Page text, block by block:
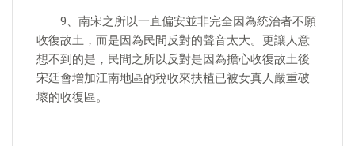
9、南宋之所以一直偏安並非完全因為統治者不願
收復故土，而是因為民間反對的聲音太大。更讓人意
想不到的是，民間之所以反對是因為擔心收復故土後
宋廷會增加江南地區的稅收來扶植已被女真人嚴重破
壞的收復區。